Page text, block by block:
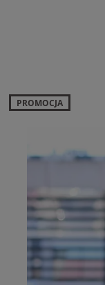
PROMOCJA